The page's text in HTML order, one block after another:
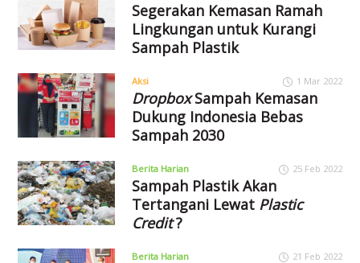
Segerakan Kemasan Ramah
Lingkungan untuk Kurangi
Sampah Plastik
Aksi 1 Mar 2022
DropboxSampah Kemasan
Dukung Indonesia Bebas
Sampah 2030
Berita Harian 25 Feb 2022
Sampah Plastik Akan
Tertangani Lewat Plastic
Credit?
Berita Harian 21 Feb 2022